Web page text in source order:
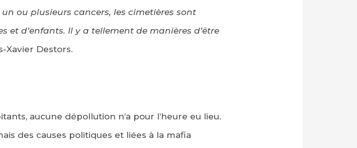
ou plusieurs cancers, les cimetières sont
et d’enfants. Il y a tellement de manières d’être
Xavier Destors.
aucune dépollution n’a pour l’heure eu lieu.
des causes politiques et liées à la mafia